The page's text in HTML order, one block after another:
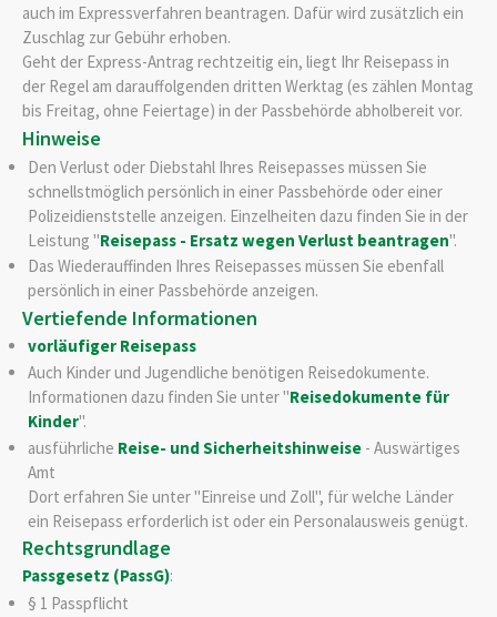
auch im Expressverfahren beantragen. Dafür wird zusätzlich ein
Zuschlag zur Gebühr erhoben.
Geht der Express-Antrag rechtzeitig ein, liegt Ihr Reisepass in
der Regel am darauffolgenden dritten Werktag (es zählen Montag
bis Freitag, ohne Feiertage) in der Passbehörde abholbereit vor.
Hinweise
Den Verlust oder Diebstahl Ihres Reisepasses müssen Sie
schnellstmöglich persönlich in einer Passbehörde oder einer
Polizeidienststelle anzeigen. Einzelheiten dazu finden Sie in der
Leistung "Reisepass - Ersatz wegen Verlust beantragen".
Das Wiederauffinden Ihres Reisepasses müssen Sie ebenfall
persönlich in einer Passbehörde anzeigen.
Vertiefende Informationen
vorläufiger Reisepass
Auch Kinder und Jugendliche benötigen Reisedokumente.
Informationen dazu finden Sie unter "Reisedokumente für
Kinder".
ausführliche Reise- und Sicherheitshinweise- Auswärtiges
Amt
Dort erfahren Sie unter "Einreise und Zoll", für welche Länder
ein Reisepass erforderlich ist oder ein Personalausweis genügt.
Rechtsgrundlage
Passgesetz (PassG):
§ 1 Passpflicht